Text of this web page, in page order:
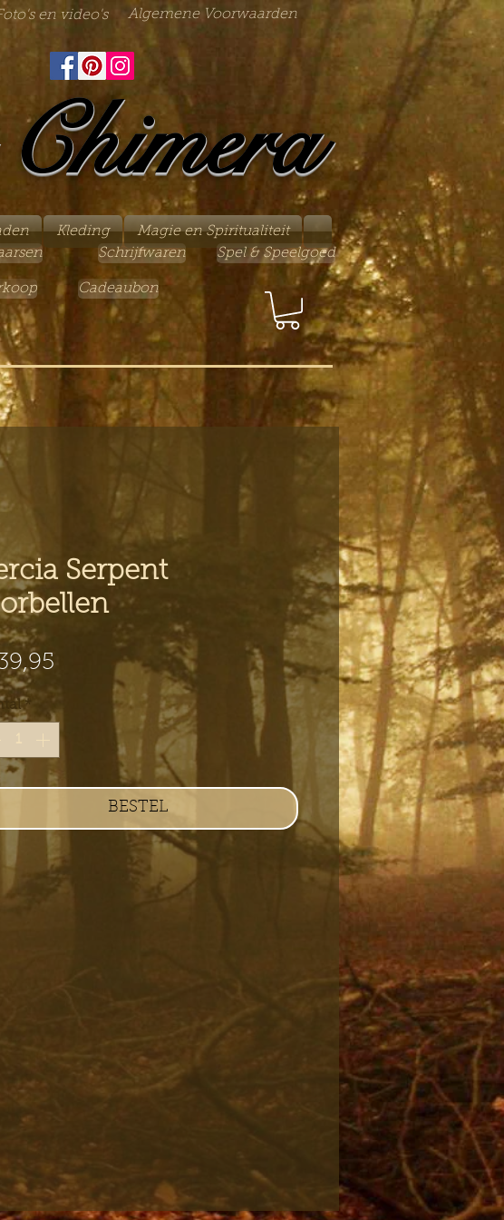
en video's Algemene Voorwaarden
Kleding
Magie en Spiritualiteit
Schrijfwaren
Cadeaubon
Spel & Speelgoed
Serpent
*
BESTEL